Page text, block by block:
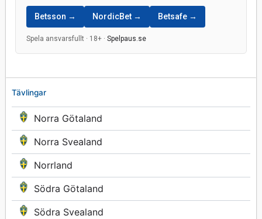
Tävlingar
Norra Götaland
Norra Svealand
Norrland
Södra Götaland
Södra Svealand
Betsson → NordicBet → Betsafe →
Spela ansvarsfullt · 18+ · Spelpaus.se